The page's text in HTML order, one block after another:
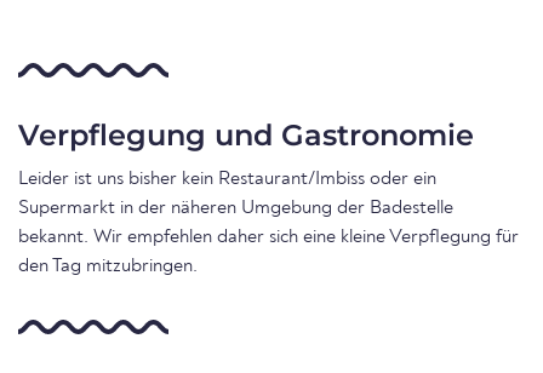
Verpflegung und Gastronomie
Leider ist uns bisher kein Restaurant/Imbiss oder ein
Supermarkt in der näheren Umgebung der Badestelle
bekannt. Wir empfehlen daher sich eine kleine Verpflegung für
den Tag mitzubringen.